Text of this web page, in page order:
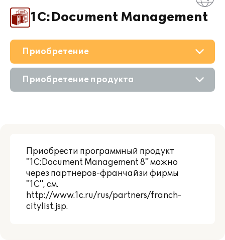
1С:Document Management
О решении
Приобретение
Приобретение продукта
Приобрести программный продукт
"1C:Document Management 8" можно
через партнеров-франчайзи фирмы
"1С", см.
http://www.1c.ru/rus/partners/franch-
citylist.jsp.